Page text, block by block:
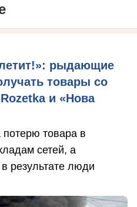
рыдающие
товары со
и «Нова
товара в
сетей, а
результате люди